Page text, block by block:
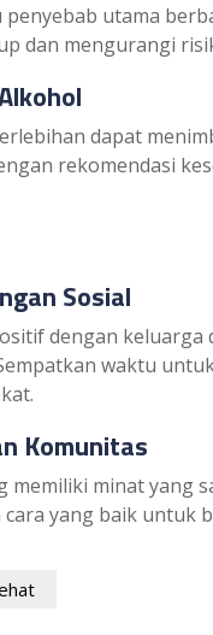
utama
dan mengurangi
dapat
rekomendasi
Sosial
dengan keluarga
waktu
Komunitas
memiliki minat yang
yang baik untuk